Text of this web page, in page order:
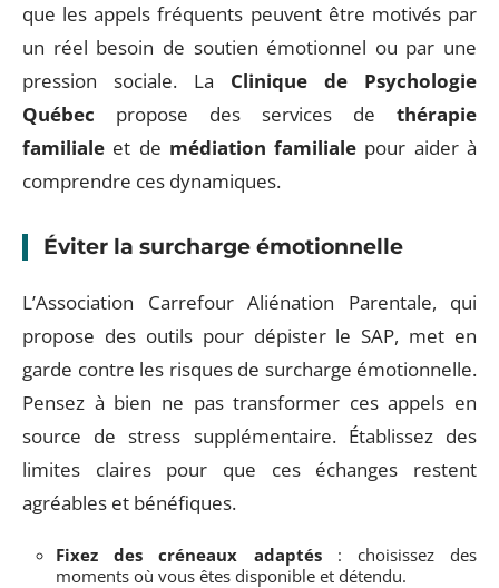
que les appels fréquents peuvent être motivés par
un réel besoin de soutien émotionnel ou par une
pression sociale. La Clinique de Psychologie
Québec propose des services de thérapie
familiale et de médiation familiale pour aider à
comprendre ces dynamiques.
Éviter la surcharge émotionnelle
L’Association Carrefour Aliénation Parentale, qui
propose des outils pour dépister le SAP, met en
garde contre les risques de surcharge émotionnelle.
Pensez à bien ne pas transformer ces appels en
source de stress supplémentaire. Établissez des
limites claires pour que ces échanges restent
agréables et bénéfiques.
Fixez des créneaux adaptés: choisissez des
moments où vous êtes disponible et détendu.